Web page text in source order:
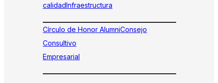
calidadInfraestructura
Círculo de Honor AlumniConsejo
Consultivo
Empresarial